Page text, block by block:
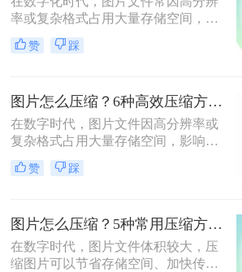
率或复杂格式占用大量存储空间，影
响传输和加载速度。掌握高效压缩方
法不仅能节省空间，还能提升用户体
平衡画质与体积。
赞 踩
图片怎么压缩？6种高效压缩方法分享！
在数字时代，图片文件因高分辨率或
复杂格式占用大量存储空间，影响传
输和加载速度。那么图片怎么压缩
呢？本文总结了6种高效压缩方法，
赞 踩
图片怎么压缩？5种常用压缩方法详解！
在数字时代，图片文件体积较大，压
缩图片可以节省存储空间、加快传输